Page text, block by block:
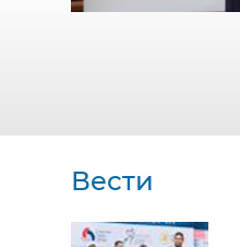
Вести